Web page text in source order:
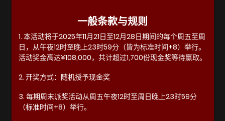
一般条款与规则
1. 本活动将于2025年11月21日至12月28日期间的每个周五至周
日，从午夜12时至晚上23时59分（皆为标准时间+8）举行。
活动奖金高达¥108,000，共计超过1,700份现金奖等待赢取。
2. 开奖方式：随机授予现金奖
3. 每期周末派奖活动从周五午夜12时至周日晚上23时59分
（标准时间+8）举行。